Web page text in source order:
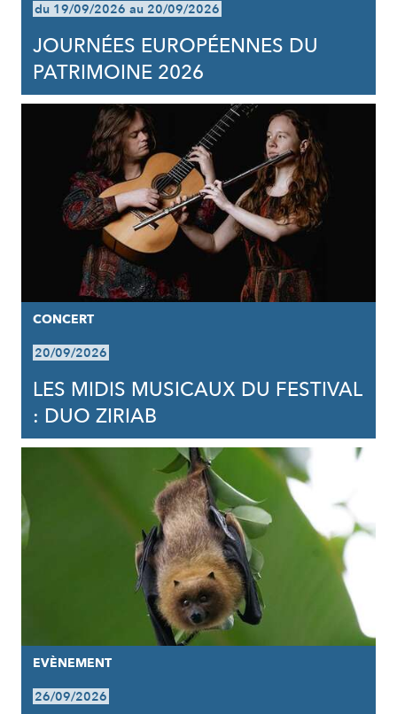
du 19/09/2026 au 20/09/2026
JOURNÉES EUROPÉENNES DU
PATRIMOINE 2026
CONCERT
20/09/2026
LES MIDIS MUSICAUX DU FESTIVAL
: DUO ZIRIAB
EVÈNEMENT
26/09/2026